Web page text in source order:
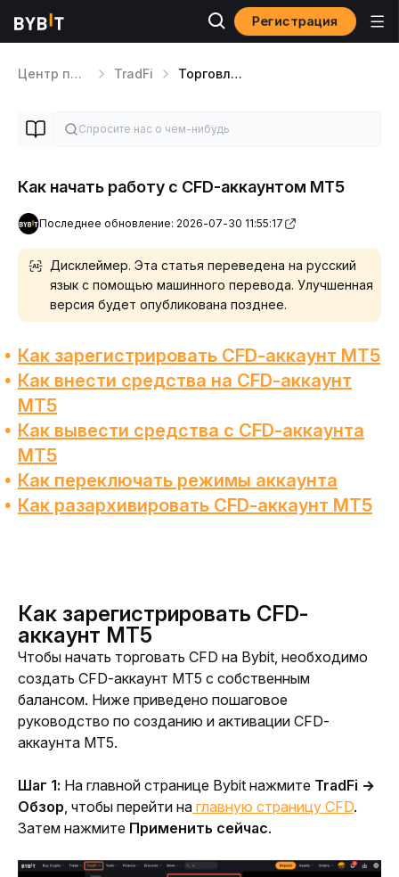
Регистрация
Центр помощи TradFi Торговля CFD
Как начать работу с CFD-аккаунтом MT5
Последнее обновление: 2026-07-30 11:55:17
Дисклеймер. Эта статья переведена на русский
язык с помощью машинного перевода. Улучшенная
версия будет опубликована позднее.
Как зарегистрировать CFD-аккаунт MT5
Как внести средства на CFD-аккаунт
MT5
Как вывести средства с CFD-аккаунта
MT5
Как переключать режимы аккаунта
Как разархивировать CFD-аккаунт MT5
Как зарегистрировать CFD-
аккаунт MT5
Чтобы начать торговать CFD на Bybit, необходимо
создать CFD-аккаунт MT5 с собственным
балансом. Ниже приведено пошаговое
руководство по созданию и активации CFD-
аккаунта MT5.
Шаг 1: На главной странице Bybit нажмите TradFi →
Обзор, чтобы перейти на главную страницу CFD.
Затем нажмите Применить сейчас.